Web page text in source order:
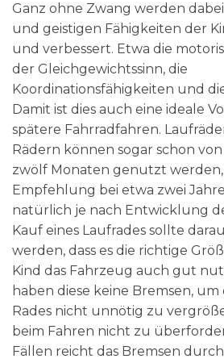
Ganz ohne Zwang werden
und geistigen Fähigkeiten der
und verbessert. Etwa die
der Gleichgewichtssinn, die
Koordinationsfähigkeiten und
Damit ist dies auch eine ideale
spätere Fahrradfahren.
Rädern können sogar schon
zwölf Monaten genutzt werden,
Empfehlung bei etwa zwei
natürlich je nach Entwicklung
Kauf eines Laufrades sollte
werden, dass es die richtige
Kind das Fahrzeug auch gut
haben diese keine Bremsen, um
Rades nicht unnötig zu
beim Fahren nicht zu
Fällen reicht das Bremsen